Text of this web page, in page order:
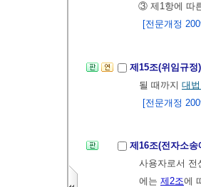
③ 제1항에 따
[전문개정
제15조(위임규
될 때까지 대
[전문개정
제16조(전자소
사용자로서 전
에는 제2조에